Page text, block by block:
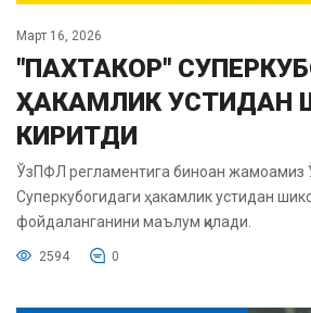
Март 16, 2026
"ПАХТАКОР"
ҲАКАМЛИК УСТИДАН
КИРИТДИ
ЎзПФЛ регламентига биноан жамоамиз
Суперкубогидаги ҳакамлик устидан
фойдаланганини маълум қилади.
2594 0